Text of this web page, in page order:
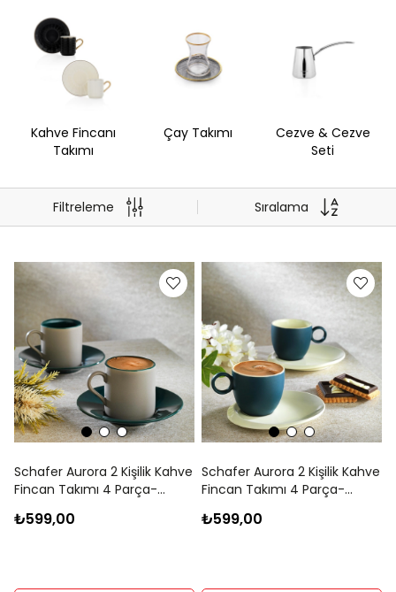
Kahve Fincanı
Takımı
Çay Takımı
Cezve & Cezve
Seti
Filtreleme Sıralama
Schafer Aurora 2 Kişilik Kahve
Fincan Takımı 4 Parça-
₺599,00
Schafer Aurora 2 Kişilik Kahve
Fincan Takımı 4 Parça-
₺599,00